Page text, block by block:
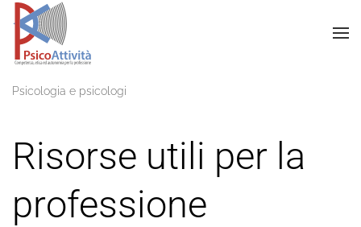
Psicologia e psicologi
Risorse utili per la
professione